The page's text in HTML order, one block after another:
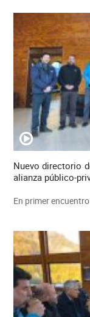
Nuevo directorio
alianza público-
En primer